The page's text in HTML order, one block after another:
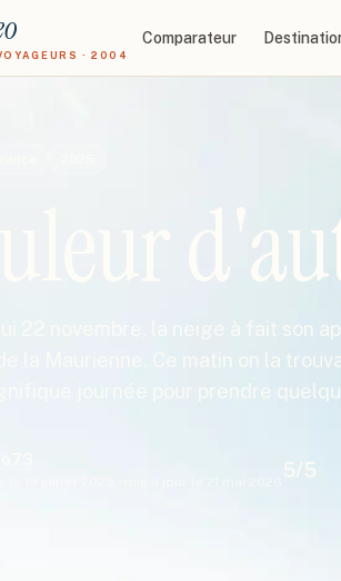
· 2004
Comparateur
22 novembre, la neige à fait son
la Maurienne. Ce matin on la
journée pour prendre
/5